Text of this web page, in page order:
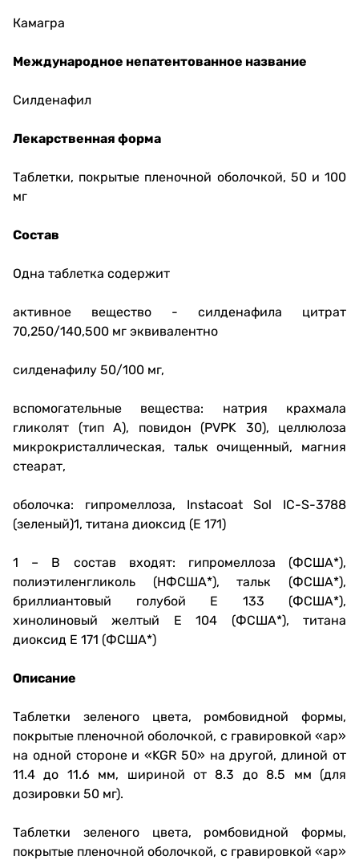
Камагра
Международное непатентованное название
Силденафил
Лекарственная форма
Таблетки, покрытые пленочной оболочкой, 50 и 100
мг
Состав
Одна таблетка содержит
активное вещество - силденафила цитрат
70,250/140,500 мг эквивалентно
силденафилу 50/100 мг,
вспомогательные вещества: натрия крахмала
гликолят (тип А), повидон (PVPK 30), целлюлоза
микрокристаллическая, тальк очищенный, магния
стеарат,
оболочка: гипромеллоза, Instacoat Sol IC-S-3788
(зеленый)1, титана диоксид (Е 171)
1 – В состав входят: гипромеллоза (ФСША*),
полиэтиленгликоль (НФСША*), тальк (ФСША*),
бриллиантовый голубой Е 133 (ФСША*),
хинолиновый желтый Е 104 (ФСША*), титана
диоксид Е 171 (ФСША*)
Описание
Таблетки зеленого цвета, ромбовидной формы,
покрытые пленочной оболочкой, с гравировкой «ар»
на одной стороне и «KGR 50» на другой, длиной от
11.4 до 11.6 мм, шириной от 8.3 до 8.5 мм (для
дозировки 50 мг).
Таблетки зеленого цвета, ромбовидной формы,
покрытые пленочной оболочкой, с гравировкой «ар»